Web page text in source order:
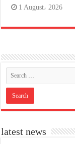
1 August، 2026
latest news